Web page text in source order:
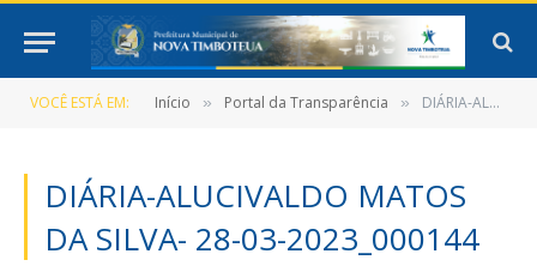
VOCÊ ESTÁ EM: Início » Portal da Transparência » DIÁRIA-ALUCIVALDO MATOS DA SILVA- 28-03-2023_000144
DIÁRIA-ALUCIVALDO MATOS
DA SILVA- 28-03-2023_000144